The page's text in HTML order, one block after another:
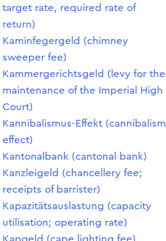
target rate, required rate of
return)
Kaminfegergeld (chimney
sweeper fee)
Kammergerichtsgeld (levy for the
maintenance of the Imperial High
Court)
Kannibalismus-Effekt (cannibalism
effect)
Kantonalbank (cantonal bank)
Kanzleigeld (chancellery fee;
receipts of barrister)
Kapazitätsauslastung (capacity
utilisation; operating rate)
Kapgeld (cape lighting fee)